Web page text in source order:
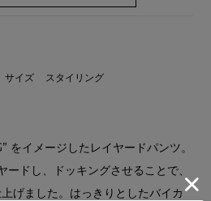
サイズ スタイリング
をイメージしたレイヤードパンツ。
ドし、ドッキングさせることで、
げました。はっきりとしたバイカ